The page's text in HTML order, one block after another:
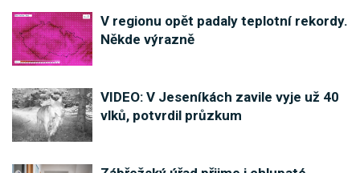
V regionu opět padaly teplotní rekordy.
Někde výrazně
VIDEO: V Jeseníkách zavile vyje už 40
vlků, potvrdil průzkum